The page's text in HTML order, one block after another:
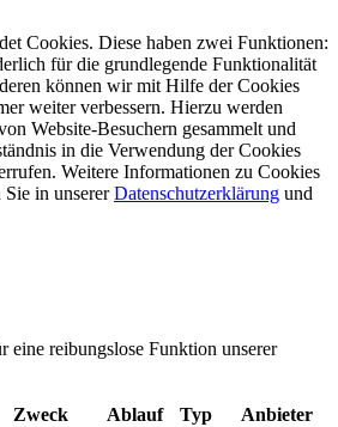
Cookies. Diese haben zwei Funktionen:
für die grundlegende Funktionalität
können wir mit Hilfe der Cookies
weiter verbessern. Hierzu werden
Website-Besuchern gesammelt und
in die Verwendung der Cookies
Weitere Informationen zu Cookies
Sie in unsererDatenschutzerklärung und
eine reibungslose Funktion unserer
Zweck Ablauf Typ Anbieter